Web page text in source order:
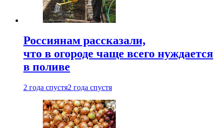
Россиянам рассказали,
что в огороде чаще всего нуждается
в поливе
2 года спустя2 года спустя